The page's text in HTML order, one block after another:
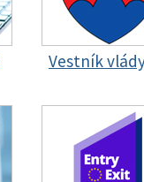
Vestník